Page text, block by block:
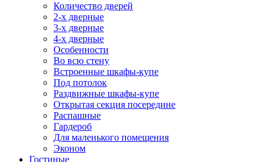
Количество дверей
2-х дверные
3-х дверные
4-х дверные
Особенности
Во всю стену
Встроенные шкафы-купе
Под потолок
Раздвижные шкафы-купе
Открытая секция посередине
Распашные
Гардероб
Для маленького помещения
Эконом
Гостиные